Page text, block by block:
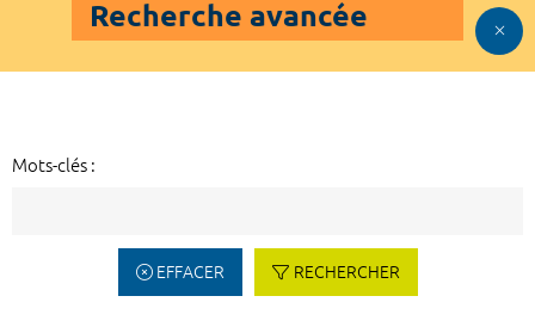
Recherche avancée
Mots-clés :
EFFACER RECHERCHER